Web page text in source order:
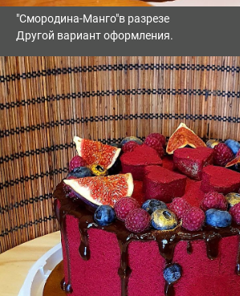
"Смородина-Манго"в разрезе
Другой вариант оформления.